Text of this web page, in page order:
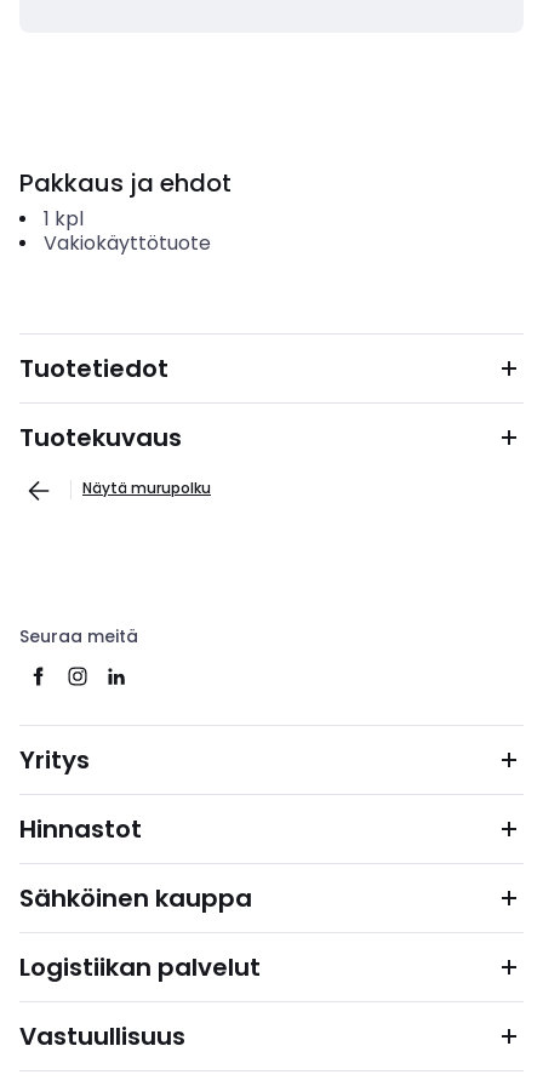
Pakkaus ja ehdot
1 kpl
Vakiokäyttötuote
Tuotetiedot
Tuotekuvaus
Näytä murupolku
Seuraa meitä
Yritys
Hinnastot
Sähköinen kauppa
Logistiikan palvelut
Vastuullisuus